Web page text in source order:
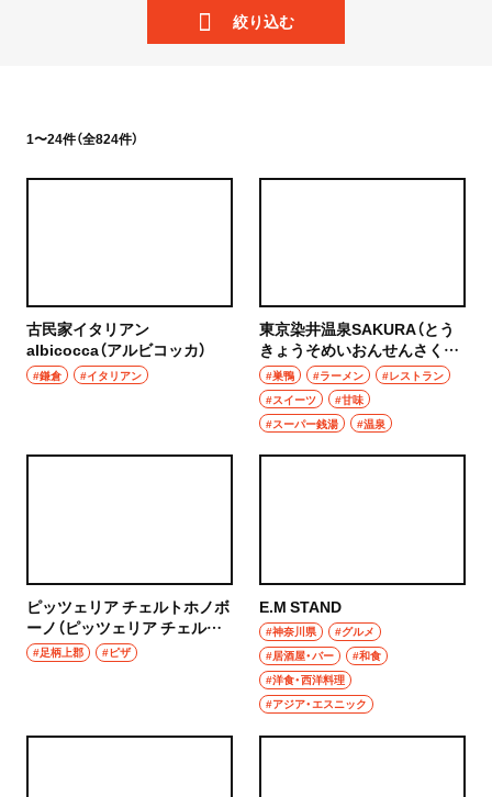
山形県
福島県
守谷
取手
高崎
埼玉県
草加
喫茶・カフェ
コーヒー
ラーメン・つけ麺
グルメ
ランチ
カレー
絞り込む
1〜24件（全824件）
古民家イタリアン
albicocca（アルビコッカ）
#鎌倉 #イタリアン
東京染井温泉SAKURA（とう
きょうそめいおんせんさく
ら）
#巣鴨 #ラーメン
#レストラン
#スイーツ
#甘味
#スーパー銭湯
#温泉
ピッツェリア チェルトホノボ
ーノ（ピッツェリア チェルト
ホノボーノ）
#足柄上郡 #ピザ
E.M STAND
#神奈川県
#グルメ
#居酒屋・バー
#和食
#洋食・西洋料理
#アジア・エスニック